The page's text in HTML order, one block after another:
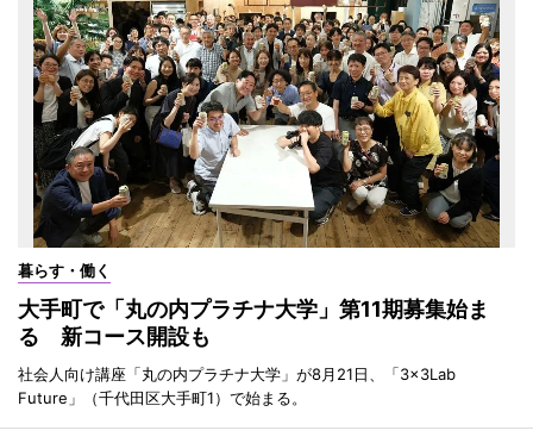
暮らす・働く
大手町で「丸の内プラチナ大学」第11期募集始ま
る 新コース開設も
社会人向け講座「丸の内プラチナ大学」が8月21日、「3×3Lab
Future」（千代田区大手町1）で始まる。